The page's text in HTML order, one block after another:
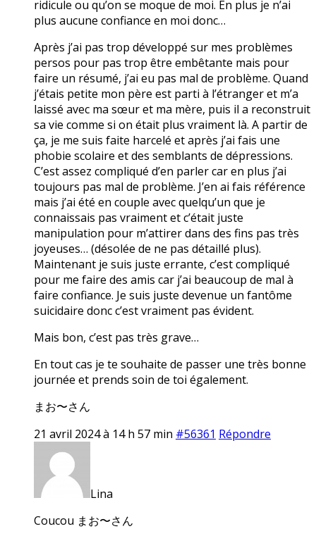
ridicule ou qu’on se moque de moi. En plus je n’ai
plus aucune confiance en moi donc…
Après j’ai pas trop développé sur mes problèmes
persos pour pas trop être embêtante mais pour
faire un résumé, j’ai eu pas mal de problème. Quand
j’étais petite mon père est parti à l’étranger et m’a
laissé avec ma sœur et ma mère, puis il a reconstruit
sa vie comme si on était plus vraiment là. A partir de
ça, je me suis faite harcelé et après j’ai fais une
phobie scolaire et des semblants de dépressions.
C’est assez compliqué d’en parler car en plus j’ai
toujours pas mal de problème. J’en ai fais référence
mais j’ai été en couple avec quelqu’un que je
connaissais pas vraiment et c’était juste
manipulation pour m’attirer dans des fins pas très
joyeuses… (désolée de ne pas détaillé plus).
Maintenant je suis juste errante, c’est compliqué
pour me faire des amis car j’ai beaucoup de mal à
faire confiance. Je suis juste devenue un fantôme
suicidaire donc c’est vraiment pas évident.
Mais bon, c’est pas très grave…
En tout cas je te souhaite de passer une très bonne
journée et prends soin de toi également.
まお〜さん
21 avril 2024 à 14 h 57 min #56361 Répondre
Lina
Coucou まお〜さん